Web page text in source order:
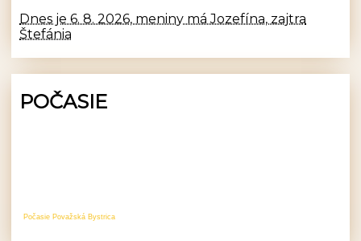
Dnes je 6. 8. 2026, meniny má Jozefína, zajtra
Štefánia
POČASIE
Počasie Považská Bystrica